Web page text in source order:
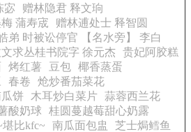
宓
赠林隐君 释文珦
蒲寿宬
赠林逋处士 释智圆
弟 时被讼停官 【名水旁】 李白
求丛桂书院字 徐元杰 贵妃阿胶糕
烤红薯 豆包 椰香蒸蛋
春卷
炝炒番茄菜花
饼
木耳炒白菜片 蒜蓉西兰花
酸奶球
桂圆蔓越莓甜心奶露
比kfc~
南瓜面包盅
芝士焗鳕鱼